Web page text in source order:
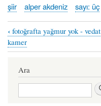
şiir alper akdeniz sayı: üç
Book
traversal
links
for
bir
‹ fotoğrafta yağmur yok - vedat
kamer
Ara
Ara